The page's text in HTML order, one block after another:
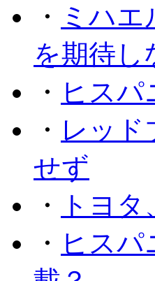
・ ミハ
を期待し
・ ヒス
・ レッド
せず
・
トヨ
・ ヒスパ